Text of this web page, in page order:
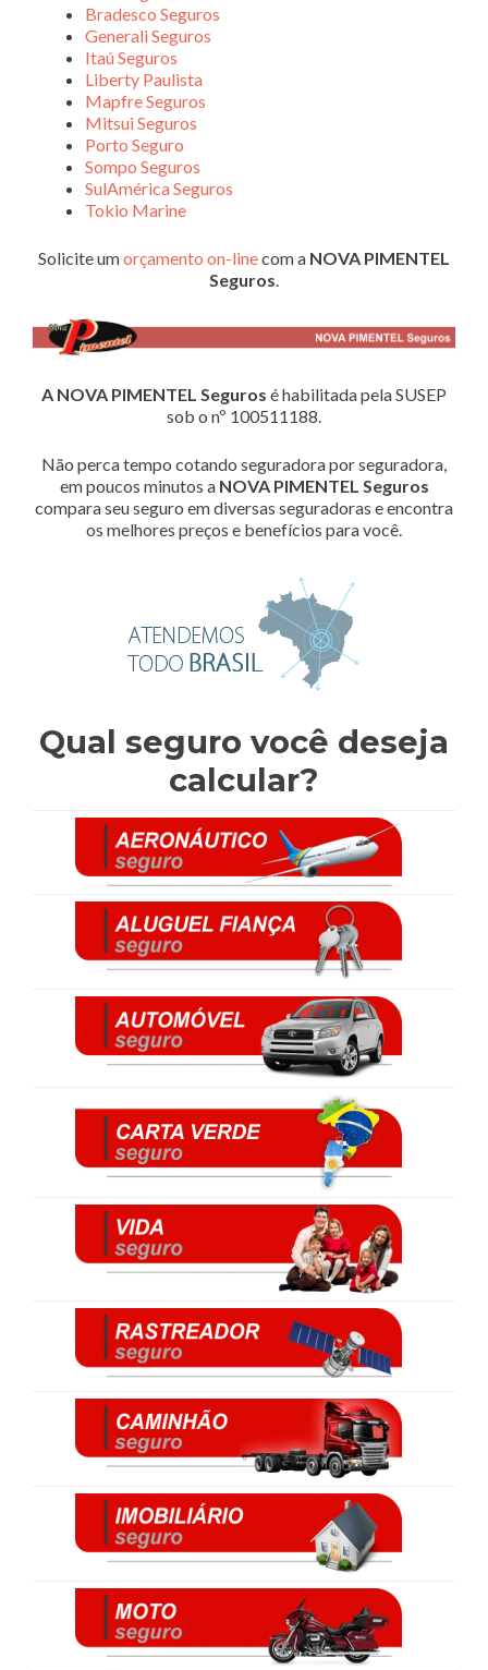
Bradesco Seguros
Generali Seguros
Itaú Seguros
Liberty Paulista
Mapfre Seguros
Mitsui Seguros
Porto Seguro
Sompo Seguros
SulAmérica Seguros
Tokio Marine
Solicite umorçamento on-linecom a NOVA PIMENTEL
Seguros.
A NOVA PIMENTEL Seguros é habilitada pela SUSEP
sob o nº 100511188.
Não perca tempo cotando seguradora por seguradora,
em poucos minutos a NOVA PIMENTEL Seguros
compara seu seguro em diversas seguradoras e encontra
os melhores preços e benefícios para você.
Qual seguro você deseja
calcular?